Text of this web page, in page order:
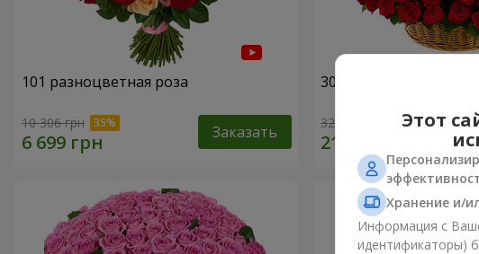
101 разноцветная роза
10 306 грн Заказать
301 красная роза
32 460 грн
Этот
Хранение и/
Информация с
идентификаторы)